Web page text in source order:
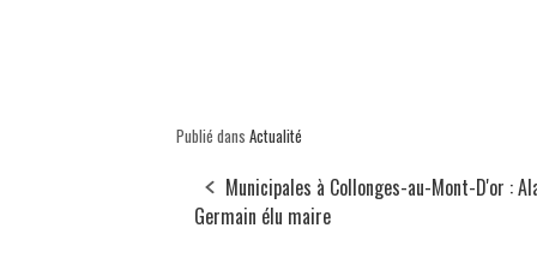
Publié dans Actualité
Municipales à Collonges-au-Mont-D'or :
Germain élu maire